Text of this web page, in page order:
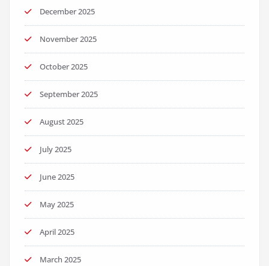
December 2025
November 2025
October 2025
September 2025
August 2025
July 2025
June 2025
May 2025
April 2025
March 2025